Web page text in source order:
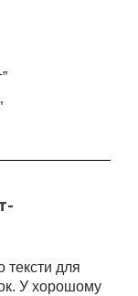
тексти для
У хорошому